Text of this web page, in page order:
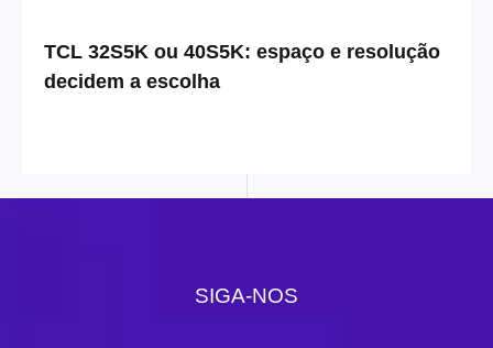
TCL 32S5K ou 40S5K: espaço e resolução
decidem a escolha
SIGA-NOS